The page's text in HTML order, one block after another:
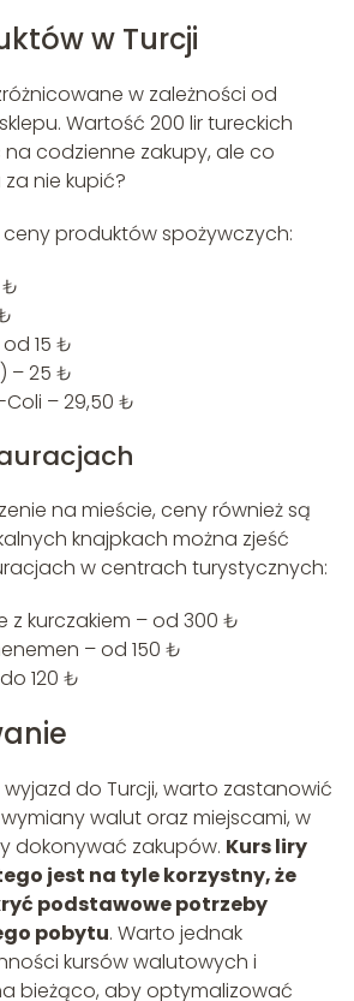
w Turcji
w zależności od
Wartość 200 lir tureckich
codzienne zakupy, ale co
nie kupić?
produktów spożywczych:
₺
15 ₺
– 25 ₺
– 29,50 ₺
na mieście, ceny również są
knajpkach można zjeść
w centrach turystycznych:
z kurczakiem – od 300 ₺
– od 150 ₺
120 ₺
do Turcji, warto zastanowić
walut oraz miejscami, w
dokonywać zakupów. Kurs liry
jest na tyle korzystny, że
podstawowe potrzeby
pobytu. Warto jednak
kursów walutowych i
bieżąco, aby optymalizować